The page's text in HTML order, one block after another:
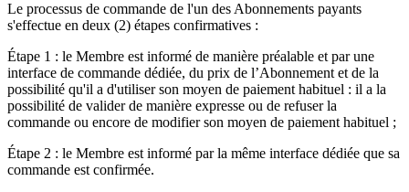
Le processus de commande de l'un des Abonnements payants
s'effectue en deux (2) étapes confirmatives :
Étape 1 : le Membre est informé de manière préalable et par une
interface de commande dédiée, du prix de l’Abonnement et de la
possibilité qu'il a d'utiliser son moyen de paiement habituel : il a la
possibilité de valider de manière expresse ou de refuser la
commande ou encore de modifier son moyen de paiement habituel ;
Étape 2 : le Membre est informé par la même interface dédiée que sa
commande est confirmée.